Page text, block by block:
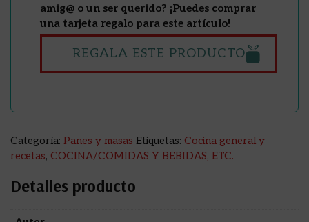
amig@ o un ser querido? ¡Puedes comprar
una tarjeta regalo para este artículo!
REGALA ESTE PRODUCTO
Categoría: Panes y masas Etiquetas: Cocina general y
recetas, COCINA/COMIDAS Y BEBIDAS, ETC.
Detalles producto